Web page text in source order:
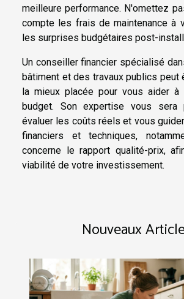
meilleure performance. N'omettez
compte les frais de maintenance à
les surprises budgétaires post-
Un conseiller financier spécialisé
bâtiment et des travaux publics peut
la mieux placée pour vous aider à
budget. Son expertise vous sera
évaluer les coûts réels et vous
financiers et techniques,
concerne le rapport qualité-prix,
viabilité de votre investissement.
Nouveaux